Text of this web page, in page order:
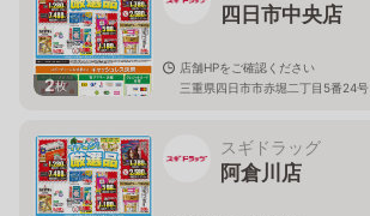
2枚
四日市中央店
店舗HPをご確認ください
三重県四日市市赤堀二丁目5番24号
スギドラッグ
阿倉川店